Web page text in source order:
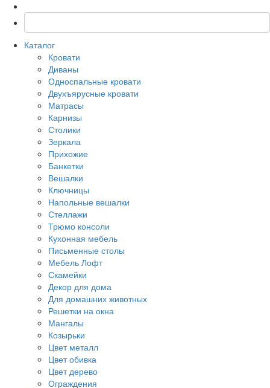
Каталог
Кровати
Диваны
Односпальные кровати
Двухъярусные кровати
Матрасы
Карнизы
Столики
Зеркала
Прихожие
Банкетки
Вешалки
Ключницы
Напольные вешалки
Стеллажи
Трюмо консоли
Кухонная мебель
Письменные столы
Мебель Лофт
Скамейки
Декор для дома
Для домашних животных
Решетки на окна
Мангалы
Козырьки
Цвет металл
Цвет обивка
Цвет дерево
Ограждения